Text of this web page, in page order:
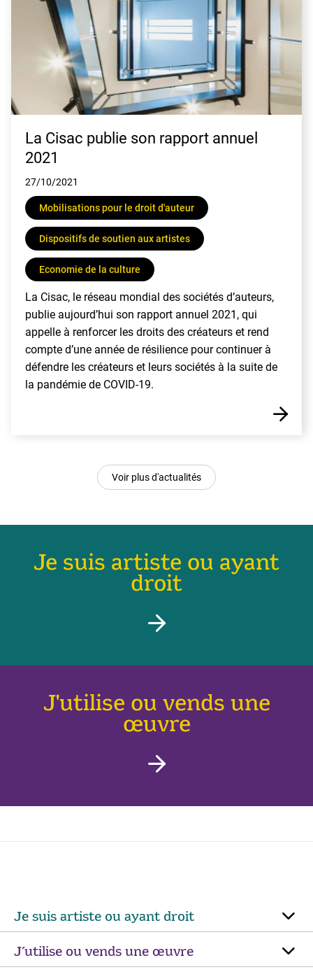
La Cisac publie son rapport annuel
2021
27/10/2021
Mobilisations pour le droit d'auteur
Dispositifs de soutien aux artistes
Economie de la culture
La Cisac, le réseau mondial des sociétés d’auteurs,
publie aujourd’hui son rapport annuel 2021, qui
appelle à renforcer les droits des créateurs et rend
compte d’une année de résilience pour continuer à
défendre les créateurs et leurs sociétés à la suite de
la pandémie de COVID-19.
Voir plus d'actualités
Je suis artiste ou ayant
droit
J'utilise ou vends une
œuvre
Je suis artiste ou ayant droit
J’utilise ou vends une œuvre